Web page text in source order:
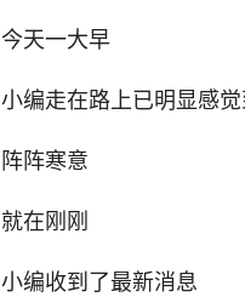
今天一大早
小编走在路上已明显感
阵阵寒意
就在刚刚
小编收到了最新消息